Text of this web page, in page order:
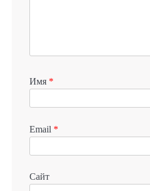
Имя *
Email *
Сайт